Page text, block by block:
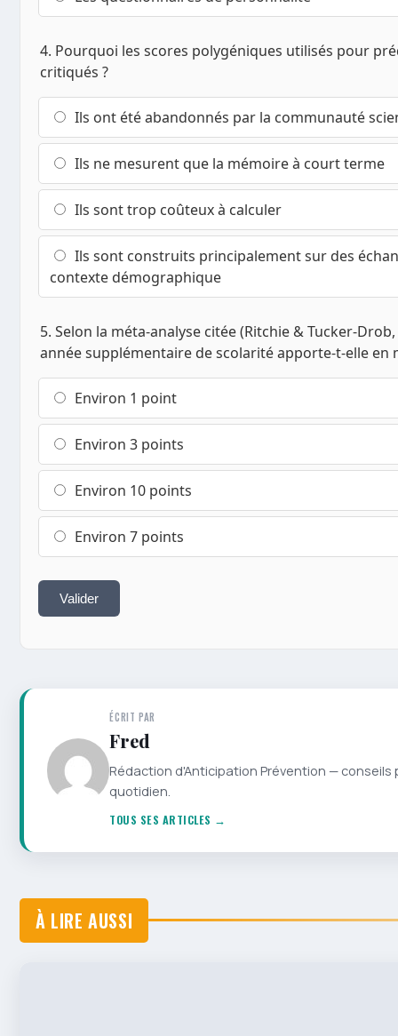
4. Pourquoi les scores polygéniques utilisés pour
critiqués ?
Ils ont été abandonnés par la communauté
Ils ne mesurent que la mémoire à court terme
Ils sont trop coûteux à calculer
Ils sont construits principalement sur des
contexte démographique
5. Selon la méta-analyse citée (Ritchie & Tucker-
année supplémentaire de scolarité apporte-t-elle en
Environ 1 point
Environ 3 points
Environ 10 points
Environ 7 points
Valider
ÉCRIT PAR
Fred
Rédaction d'Anticipation Prévention —
quotidien.
TOUS SES ARTICLES →
À LIRE AUSSI